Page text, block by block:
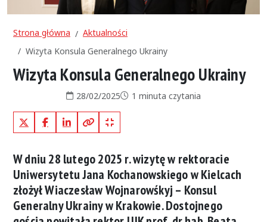
Strona główna
Aktualności
Wizyta Konsula Generalnego Ukrainy
Wizyta Konsula Generalnego Ukrainy
Data publikacji:
28/02/2025Czas czytania:
1 minuta czytania
X (Twitter)FacebookLinkedInKopiuj pełny link
Kopiuj krótki link
W dniu 28 lutego 2025 r. wizytę w rektoracie
Uniwersytetu Jana Kochanowskiego w Kielcach
złożył Wiaczesław Wojnarowśkyj – Konsul
Generalny Ukrainy w Krakowie. Dostojnego